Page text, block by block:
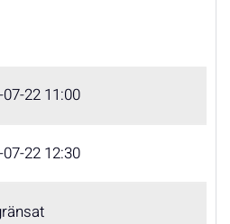
22 11:00
22 12:30